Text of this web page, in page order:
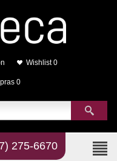
Wishlist 0
0
275-6670